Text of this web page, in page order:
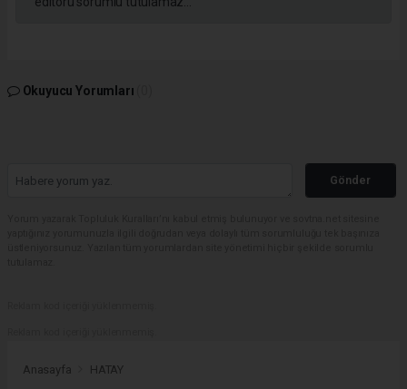
Okuyucu Yorumları
Gönder
Anasayfa HATAY